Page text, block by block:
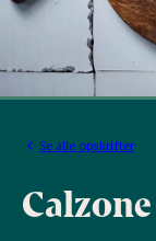
Se alle opskrifter